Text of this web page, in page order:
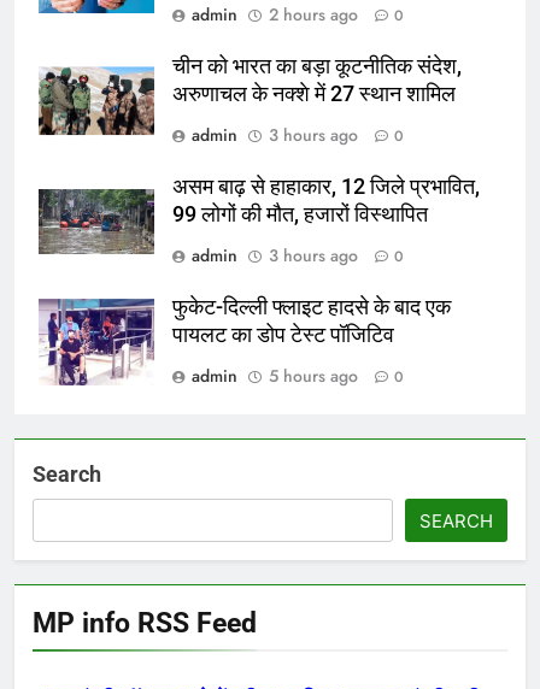
admin
2 hours ago 0
चीन को भारत का बड़ा कूटनीतिक संदेश,
अरुणाचल के नक्शे में 27 स्थान शामिल
admin
3 hours ago 0
असम बाढ़ से हाहाकार, 12 जिले प्रभावित,
99 लोगों की मौत, हजारों विस्थापित
admin
3 hours ago 0
फुकेट-दिल्ली फ्लाइट हादसे के बाद एक
पायलट का डोप टेस्ट पॉजिटिव
admin
5 hours ago 0
Search
SEARCH
MP info RSS Feed